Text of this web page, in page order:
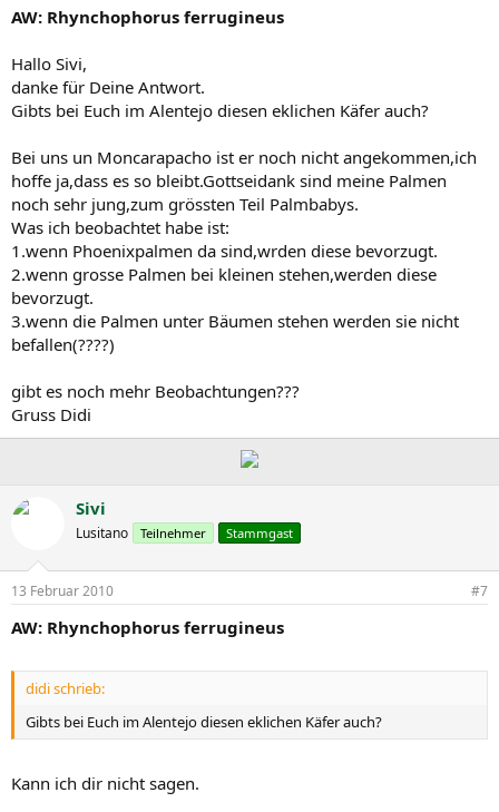
AW: Rhynchophorus ferrugineus
Hallo Sivi,
danke für Deine Antwort.
Gibts bei Euch im Alentejo diesen eklichen Käfer auch?
Bei uns un Moncarapacho ist er noch nicht angekommen,ich
hoffe ja,dass es so bleibt.Gottseidank sind meine Palmen
noch sehr jung,zum grössten Teil Palmbabys.
Was ich beobachtet habe ist:
1.wenn Phoenixpalmen da sind,wrden diese bevorzugt.
2.wenn grosse Palmen bei kleinen stehen,werden diese
bevorzugt.
3.wenn die Palmen unter Bäumen stehen werden sie nicht
befallen(????)
gibt es noch mehr Beobachtungen???
Gruss Didi
Sivi
Lusitano Teilnehmer Stammgast
13 Februar 2010 #7
AW: Rhynchophorus ferrugineus
didi schrieb:
Gibts bei Euch im Alentejo diesen eklichen Käfer auch?
Kann ich dir nicht sagen.